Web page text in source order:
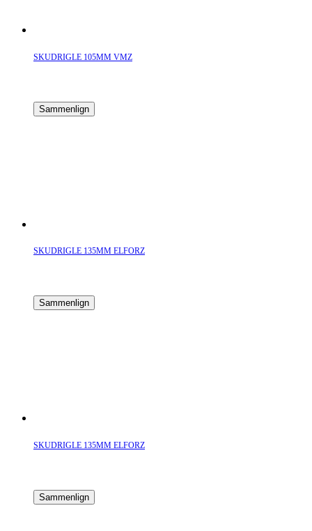
SKUDRIGLE 105MM VMZ
Sammenlign
SKUDRIGLE 135MM ELFORZ
Sammenlign
SKUDRIGLE 135MM ELFORZ
Sammenlign